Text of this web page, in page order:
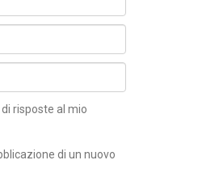
risposte al mio
di un nuovo